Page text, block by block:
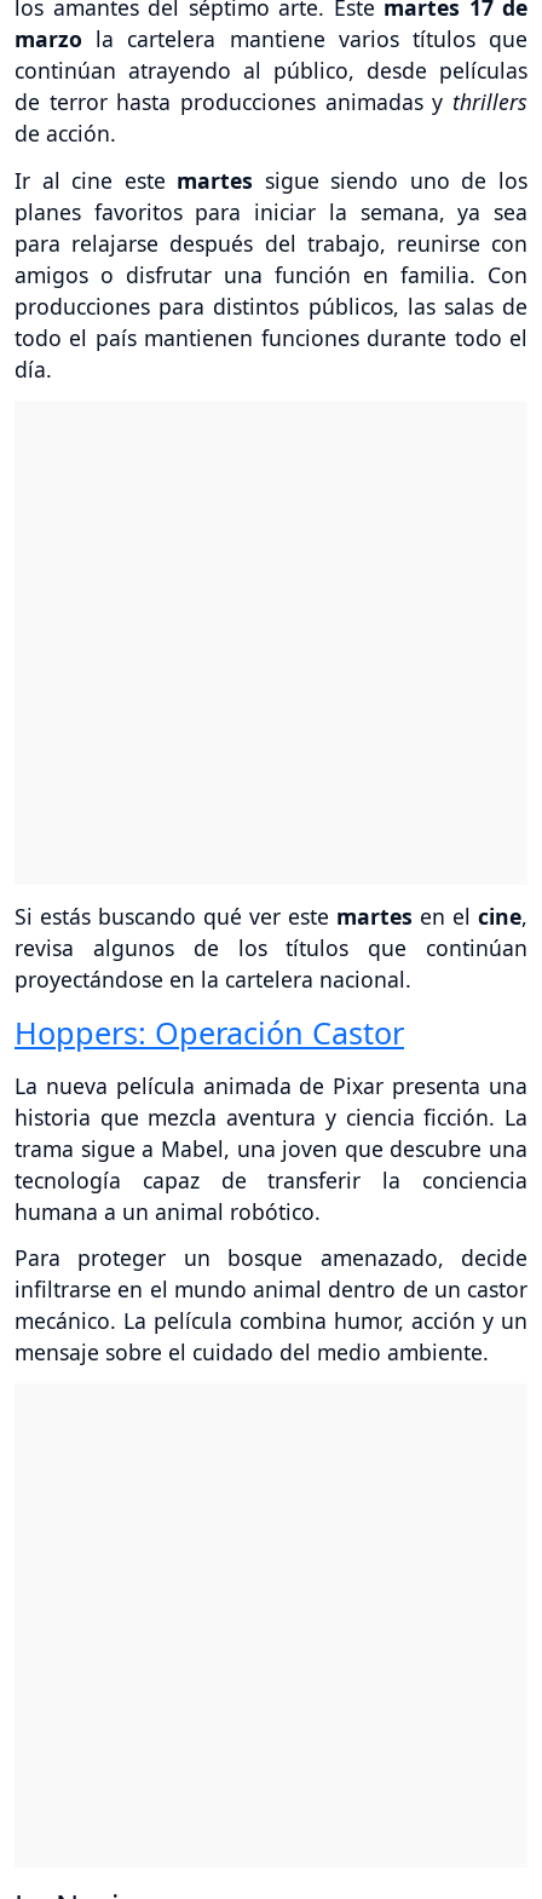
los amantes del séptimo arte. Este martes 17 de
marzo la cartelera mantiene varios títulos que
continúan atrayendo al público, desde películas
de terror hasta producciones animadas y thrillers
de acción.
Ir al cine este martes sigue siendo uno de los
planes favoritos para iniciar la semana, ya sea
para relajarse después del trabajo, reunirse con
amigos o disfrutar una función en familia. Con
producciones para distintos públicos, las salas de
todo el país mantienen funciones durante todo el
día.
Si estás buscando qué ver este martes en el cine,
revisa algunos de los títulos que continúan
proyectándose en la cartelera nacional.
Hoppers: Operación Castor
La nueva película animada de Pixar presenta una
historia que mezcla aventura y ciencia ficción. La
trama sigue a Mabel, una joven que descubre una
tecnología capaz de transferir la conciencia
humana a un animal robótico.
Para proteger un bosque amenazado, decide
infiltrarse en el mundo animal dentro de un castor
mecánico. La película combina humor, acción y un
mensaje sobre el cuidado del medio ambiente.